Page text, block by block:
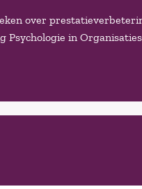
over
Psychologie in